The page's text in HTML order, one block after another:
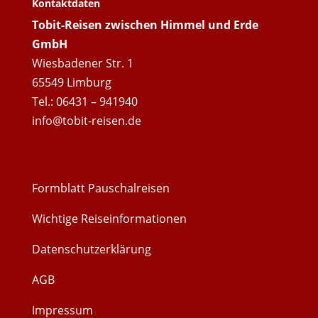
Kontaktdaten
Tobit-Reisen zwischen Himmel und Erde
GmbH
Wiesbadener Str. 1
65549 Limburg
Tel.: 06431 – 941940
info@tobit-reisen.de
Formblatt Pauschalreisen
Wichtige Reiseinformationen
Datenschutzerklärung
AGB
Impressum